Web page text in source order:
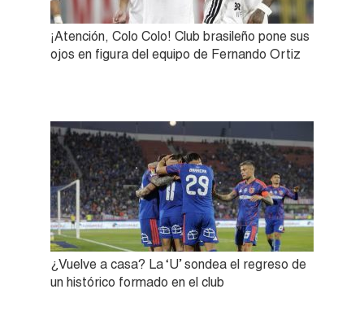
¡Atención, Colo Colo! Club brasileño pone sus
ojos en figura del equipo de Fernando Ortiz
¿Vuelve a casa? La ‘U’ sondea el regreso de
un histórico formado en el club